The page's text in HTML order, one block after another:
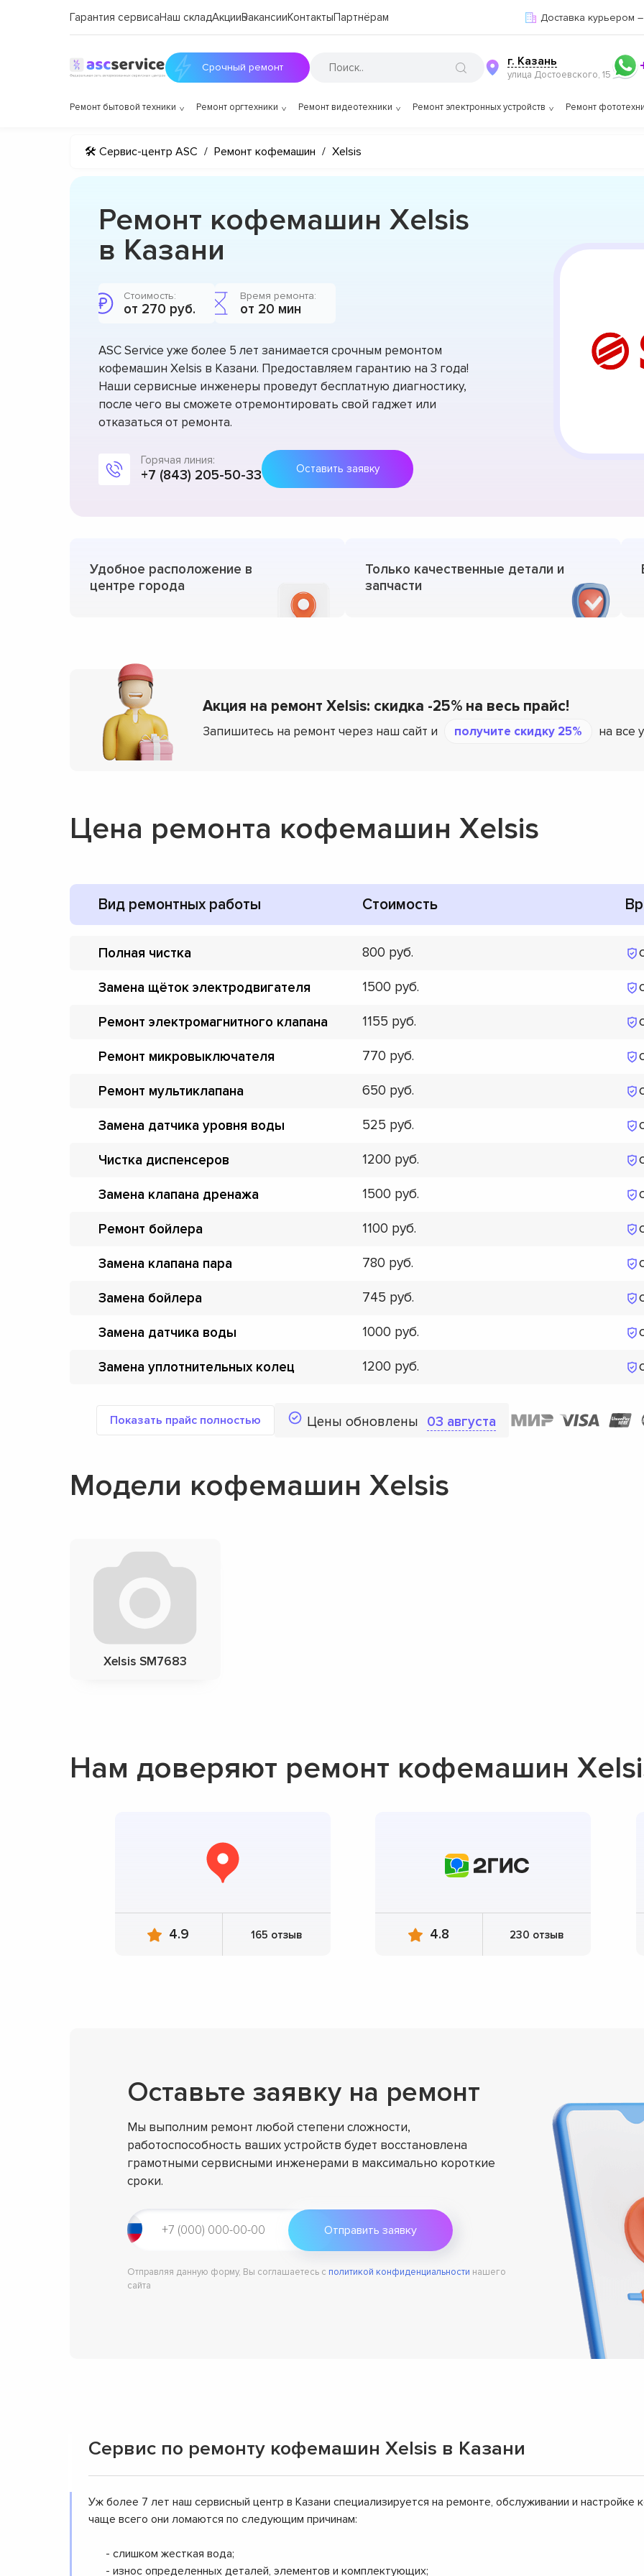
Гарантия сервисаНаш складАкцииВакансииКонтактыПартнёрам Доставка курьером
Срочный ремонт г. Казань
улица Достоевского, 15
Ремонт бытовой техники Ремонт оргтехники Ремонт видеотехники Ремонт электронных устройств Ремонт
🛠 Сервис-центр ASC / Ремонт кофемашин / Xelsis
Ремонт кофемашин Xelsis
в Казани
Стоимость:
от 270 руб.
Время ремонта:
от 20 мин
ASC Service уже более 5 лет занимается срочным ремонтом
кофемашин Xelsis в Казани. Предоставляем гарантию на 3 года!
Наши сервисные инженеры проведут бесплатную диагностику,
после чего вы сможете отремонтировать свой гаджет или
отказаться от ремонта.
Горячая линия:
+7 (843) 205-50-33 Оставить заявку
Удобное расположение в
центре города
Только качественные детали и
запчасти
Акция на ремонт Xelsis: скидка -25% на весь прайс!
Запишитесь на ремонт через наш сайт и получите скидку 25% на все
Цена ремонта кофемашин Xelsis
Вид ремонтных работы Стоимость
Полная чистка 800
Замена щёток электродвигателя 1500
Ремонт электромагнитного клапана 1155
Ремонт микровыключателя 770
Ремонт мультиклапана 650
Замена датчика уровня воды 525
Чистка диспенсеров 1200
Замена клапана дренажа 1500
Ремонт бойлера 1100
Замена клапана пара 780
Замена бойлера 745
Замена датчика воды 1000
Замена уплотнительных колец 1200
Показать прайс полностью Цены обновлены 03 августа
Модели кофемашин Xelsis
Xelsis SM7683
Нам доверяют ремонт кофемашин
4.9 165 отзыв 4.8 230 отзыв
Оставьте заявку на ремонт
Мы выполним ремонт любой степени сложности,
работоспособность ваших устройств будет восстановлена
грамотными сервисными инженерами в максимально короткие
сроки.
Отправляя данную форму, Вы соглашаетесь с политикой конфиденциальности нашего
сайта
Сервис по ремонту кофемашин Xelsis в Казани
Уж более 7 лет наш сервисный центр в Казани специализируется на ремонте, обслуживании и
чаще всего они ломаются по следующим причинам:
- слишком жесткая вода;
- износ определенных деталей, элементов и комплектующих;